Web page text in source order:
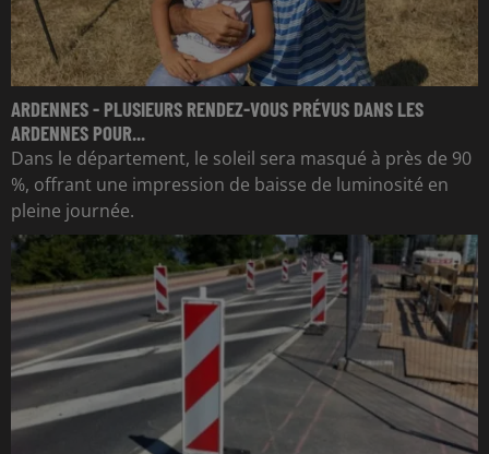
ARDENNES - PLUSIEURS RENDEZ-VOUS PRÉVUS DANS LES
ARDENNES POUR...
Dans le département, le soleil sera masqué à près de 90
%, offrant une impression de baisse de luminosité en
pleine journée.